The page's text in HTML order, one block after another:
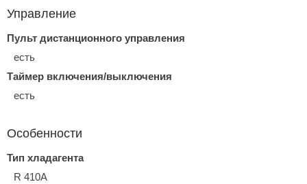
Управление
Пульт дистанционного управления
есть
Таймер включения/выключения
есть
Особенности
Тип хладагента
R 410A